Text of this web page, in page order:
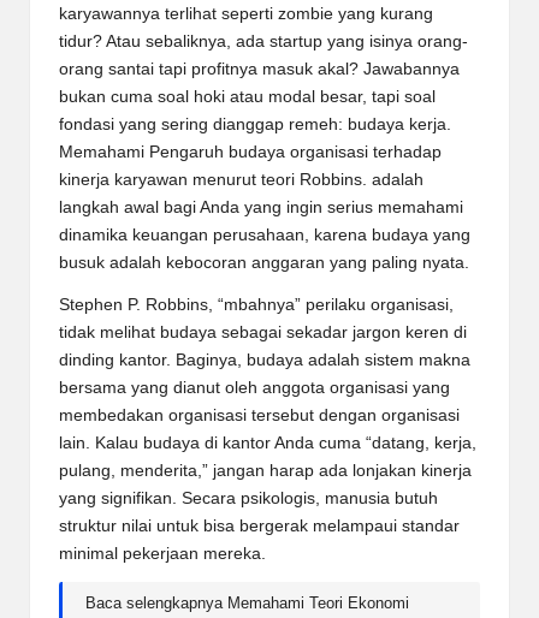
karyawannya terlihat seperti zombie yang kurang
tidur? Atau sebaliknya, ada startup yang isinya orang-
orang santai tapi profitnya masuk akal? Jawabannya
bukan cuma soal hoki atau modal besar, tapi soal
fondasi yang sering dianggap remeh: budaya kerja.
Memahami Pengaruh budaya organisasi terhadap
kinerja karyawan menurut teori Robbins. adalah
langkah awal bagi Anda yang ingin serius memahami
dinamika keuangan perusahaan, karena budaya yang
busuk adalah kebocoran anggaran yang paling nyata.
Stephen P. Robbins, “mbahnya” perilaku organisasi,
tidak melihat budaya sebagai sekadar jargon keren di
dinding kantor. Baginya, budaya adalah sistem makna
bersama yang dianut oleh anggota organisasi yang
membedakan organisasi tersebut dengan organisasi
lain. Kalau budaya di kantor Anda cuma “datang, kerja,
pulang, menderita,” jangan harap ada lonjakan kinerja
yang signifikan. Secara psikologis, manusia butuh
struktur nilai untuk bisa bergerak melampaui standar
minimal pekerjaan mereka.
Baca selengkapnya Memahami Teori Ekonomi